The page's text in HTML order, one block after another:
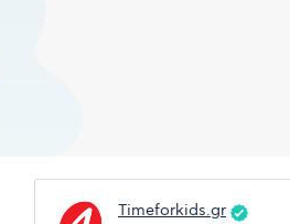
Timeforkids.gr